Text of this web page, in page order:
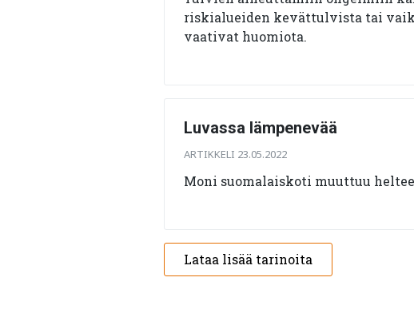
riskialueiden kevättulvista tai
vaativat huomiota.
Luvassa lämpenevää
ARTIKKELI 23.05.2022
Moni suomalaiskoti muuttuu
Lataa lisää tarinoita